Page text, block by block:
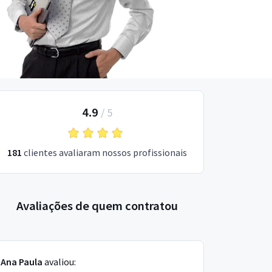
4.9 / 5
181 clientes avaliaram nossos profissionais
Avaliações de quem contratou
Ana Paula avaliou: